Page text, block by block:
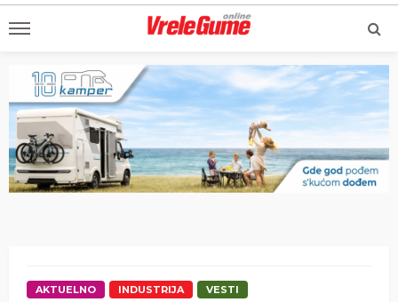
AKTUELNO INDUSTRIJA VESTI